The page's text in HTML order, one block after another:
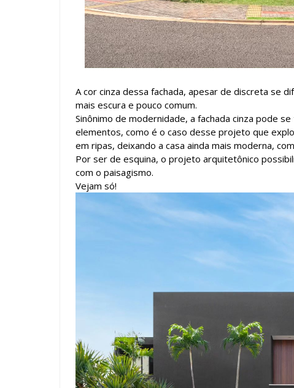
A cor cinza dessa fachada, apesar de discreta se
mais escura e pouco comum.
Sinônimo de modernidade, a fachada cinza pode
elementos, como é o caso desse projeto que
em ripas, deixando a casa ainda mais moderna,
Por ser de esquina, o projeto arquitetônico
com o paisagismo.
Vejam só!